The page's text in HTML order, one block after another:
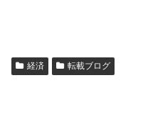
経済 転載ブログ